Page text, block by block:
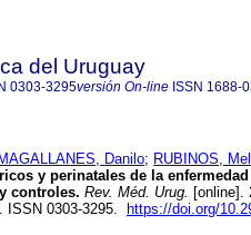
del Uruguay
0303-3295versión On-line ISSN 1688-
MAGALLANES, Danilo; RUBINOS,
y perinatales de la
controles. Rev. Méd. Urug. [online].
ISSN 0303-3295.
https://doi.org/